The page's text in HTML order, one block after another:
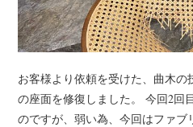
お客様より依頼を受けた、曲木
の座面を修復しました。 今回2回
のですが、弱い為、今回はファ